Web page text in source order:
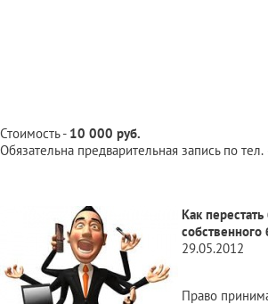
Стоимость - 10 000 руб.
Обязательна предварительная запись по тел.
Как
собственного
29.05.2012
Право